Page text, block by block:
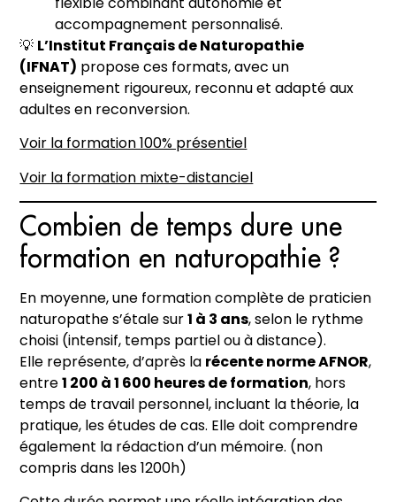
accompagnement personnalisé.
💡 L’Institut Français de Naturopathie
(IFNAT) propose ces formats, avec un
enseignement rigoureux, reconnu et adapté aux
adultes en reconversion.
Voir la formation 100% présentiel
Voir la formation mixte-distanciel
Combien de temps dure une
formation en naturopathie ?
En moyenne, une formation complète de praticien
naturopathe s’étale sur1 à 3 ans, selon le rythme
choisi (intensif, temps partiel ou à distance).
Elle représente, d’après la récente norme AFNOR,
entre1 200 à 1 600 heures de formation, hors
temps de travail personnel, incluant la théorie, la
pratique, les études de cas. Elle doit comprendre
également la rédaction d’un mémoire. (non
compris dans les 1200h)